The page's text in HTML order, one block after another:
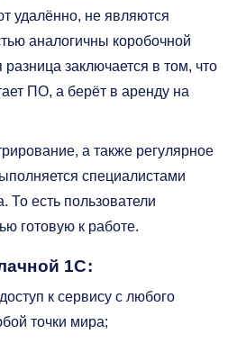
удалённо, не являются
аналогичны коробочной
заключается в том, что
ПО, а берёт в аренду на
а также регулярное
специалистами
То есть пользователи
готовую к работе.
1С:
к сервису с любого
точки мира;